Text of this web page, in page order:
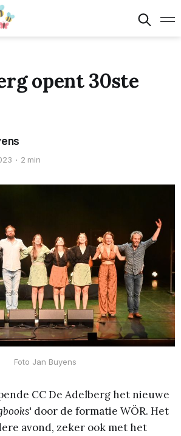
opent 30ste
2 min
Foto Jan Buyens
CC De Adelberg het nieuwe
' door de formatie WÖR. Het
avond, zeker ook met het